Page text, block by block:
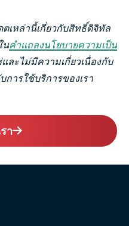
เหล่านี้เกี่ยวกับสิทธิ์ดิจิทัล
นคำแถลงนโยบายความเป็น
ละไม่มีความเกี่ยวเนื่องกับ
การใช้บริการของเรา
า